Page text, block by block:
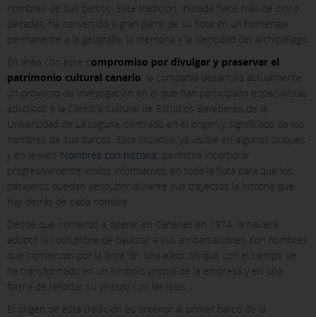
nombres de sus barcos. Esta tradición, iniciada hace más de cinco
décadas, ha convertido a gran parte de su flota en un homenaje
permanente a la geografía, la memoria y la identidad del archipiélago.
En línea con este compromiso por divulgar y preservar el
patrimonio cultural canario , la compañía desarrolla actualmente
un proyecto de investigación en el que han participado especialistas
adscritos a la Cátedra Cultural de Estudios Bereberes de la
Universidad de La Laguna, centrado en el origen y significado de los
nombres de sus barcos. Esta iniciativa, ya visible en algunos buques
y en la web ‘Nombres con historia’ , permitirá incorporar
progresivamente vinilos informativos en toda la flota para que los
pasajeros puedan descubrir durante sus trayectos la historia que
hay detrás de cada nombre.
Desde que comenzó a operar en Canarias en 1974, la naviera
adoptó la costumbre de bautizar a sus embarcaciones con nombres
que comienzan por la letra “B”, una elección que con el tiempo se
ha transformado en un símbolo propio de la empresa y en una
forma de reforzar su vínculo con las islas.
El origen de esta tradición es anterior al primer barco de la
X
COOKIE SETTINGS